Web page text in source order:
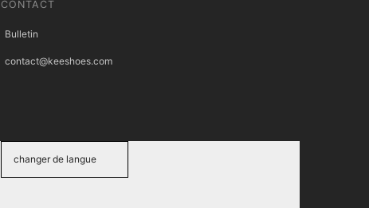
CONTACT
Bulletin
contact@keeshoes.com
changer de langue